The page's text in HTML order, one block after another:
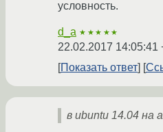
условность.
d_a ★★★★★
22.02.2017 14:05:41
Показать ответ
в ubuntu 14.04 на